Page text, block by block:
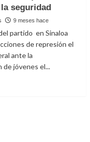
seguridad
9 meses hace
partido en Sinaloa
de represión el
ante la
de jóvenes el...